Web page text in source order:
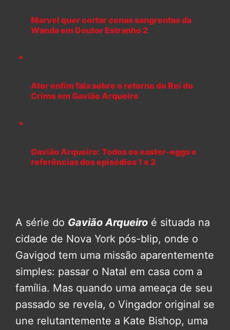
Marvel quer cortar cenas sangrentas da
Wanda em Doutor Estranho 2
Ator enfim fala sobre o retorno do Rei do
Crime em Gavião Arqueiro
Gavião Arqueiro: Todos os easter-eggs e
referências dos episódios 1 e 2
A série do Gavião Arqueiro é situada na
cidade de Nova York pós-blip, onde o
Gavigod tem uma missão aparentemente
simples: passar o Natal em casa com a
família. Mas quando uma ameaça de seu
passado se revela, o Vingador original se
une relutantemente a Kate Bishop, uma